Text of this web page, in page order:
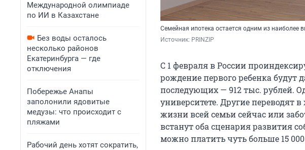
Международной олимпиаде
по ИИ в Казахстане
Без воды осталось
несколько районов
Екатеринбурга — где
отключения
Побережье Анапы
заполонили ядовитые
медузы: что происходит с
пляжами
Рабочий день хотят сократить,
Семейная ипотека остается одним из наиболее
Источник: PRINZIP
С 1 февраля в России
рождение первого ребенка будут
последующих — 912 тыс. рублей.
университете. Другие переводят
жизни всей семьи сейчас или
встанут оба сценария развития
можно платить чуть больше 15